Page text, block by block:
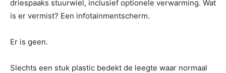
driespaaks stuurwiel, inclusief optionele verwarming. Wat
is er vermist? Een infotainmentscherm.
Er is geen.
Slechts een stuk plastic bedekt de leegte waar normaal